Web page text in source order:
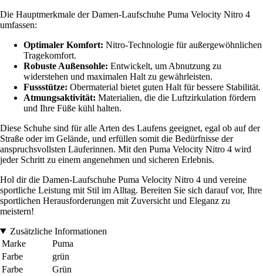
Die Hauptmerkmale der Damen-Laufschuhe Puma Velocity Nitro 4
umfassen:
Optimaler Komfort: Nitro-Technologie für außergewöhnlichen
Tragekomfort.
Robuste Außensohle: Entwickelt, um Abnutzung zu
widerstehen und maximalen Halt zu gewährleisten.
Fussstütze: Obermaterial bietet guten Halt für bessere Stabilität.
Atmungsaktivität: Materialien, die die Luftzirkulation fördern
und Ihre Füße kühl halten.
Diese Schuhe sind für alle Arten des Laufens geeignet, egal ob auf der
Straße oder im Gelände, und erfüllen somit die Bedürfnisse der
anspruchsvollsten Läuferinnen. Mit den Puma Velocity Nitro 4 wird
jeder Schritt zu einem angenehmen und sicheren Erlebnis.
Hol dir die Damen-Laufschuhe Puma Velocity Nitro 4 und vereine
sportliche Leistung mit Stil im Alltag. Bereiten Sie sich darauf vor, Ihre
sportlichen Herausforderungen mit Zuversicht und Eleganz zu
meistern!
Zusätzliche Informationen
Marke
Puma
Farbe
grün
Farbe
Grün